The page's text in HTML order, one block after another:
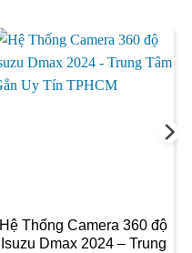
Hệ Thống Camera 360 độ
Isuzu Dmax 2024 – Trung